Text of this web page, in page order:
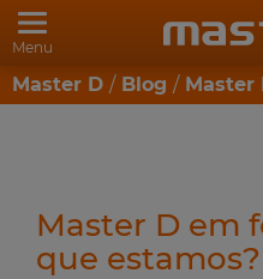
Menu
Master D Blog Master
Master D em
que estamos?